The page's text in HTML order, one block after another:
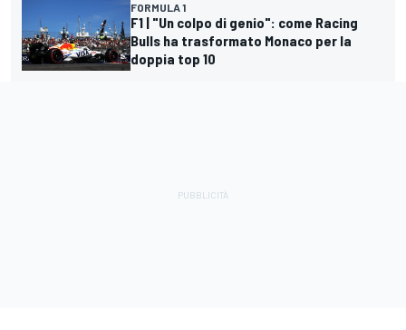
FORMULA 1
F1 | "Un colpo di genio": come Racing
Bulls ha trasformato Monaco per la
doppia top 10